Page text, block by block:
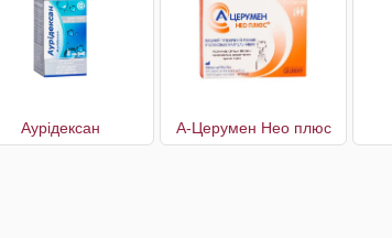
Аурiдексан А-Церумен Нео плюс